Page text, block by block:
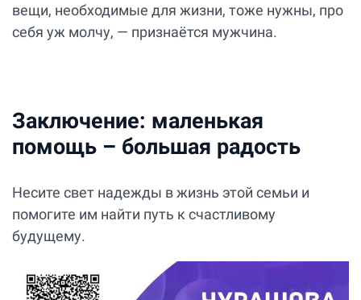
вещи, необходимые для жизни, тоже нужны, про
себя уж молчу, — признаётся мужчина.
Заключение: маленькая
помощь – большая радость
Несите свет надежды в жизнь этой семьи и
помогите им найти путь к счастливому
будущему.